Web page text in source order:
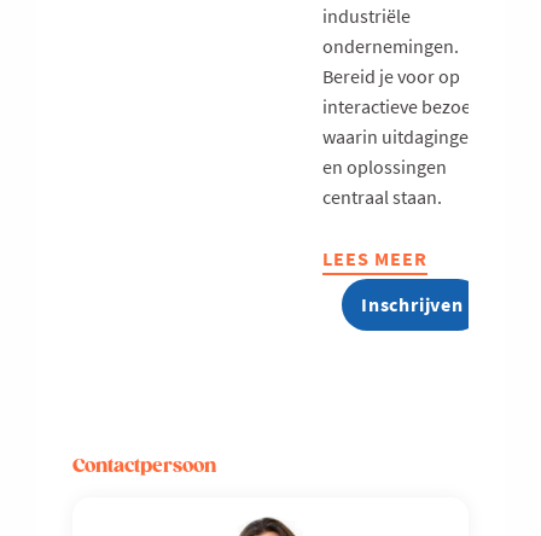
industriële
ondernemingen.
Bereid je voor op
interactieve bezoeken
waarin uitdagingen
en oplossingen
centraal staan.
LEES MEER
ABOUT
VOKA
ON Inschrijven
Contactpersoon